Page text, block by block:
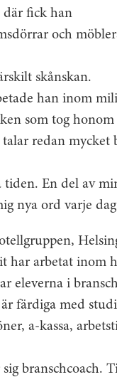
där fick han
och
skånskan.
han inom
som tog
redan mycket
tiden. En del av
nya ord varje
har arbetat inom
eleverna i
färdiga med
a-kassa,
branschcoach.